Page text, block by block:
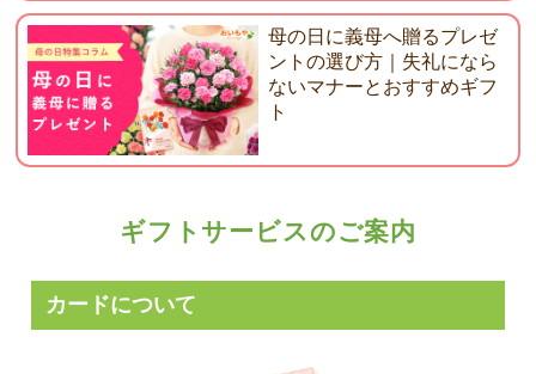
母の日に義母へ贈るプレゼ
ントの選び方｜失礼になら
ないマナーとおすすめギフ
ト
ギフトサービスのご案内
カードについて